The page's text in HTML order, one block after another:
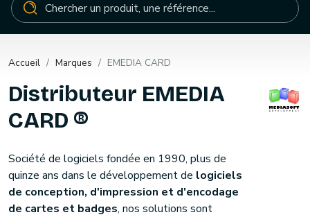
Accueil Marques EMEDIA CARD
Distributeur EMEDIA
CARD ®
Société de logiciels fondée en 1990, plus de
quinze ans dans le développement de logiciels
de conception, d'impression et d'encodage
de cartes et badges, nos solutions sont